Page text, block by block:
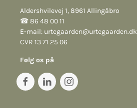
Aldershvilevej 1, 8961 Allingåbro
☎︎ 86 48 00 11
E-mail: urtegaarden@urtegaarden.dk
CVR 13 71 25 06
Følg os på